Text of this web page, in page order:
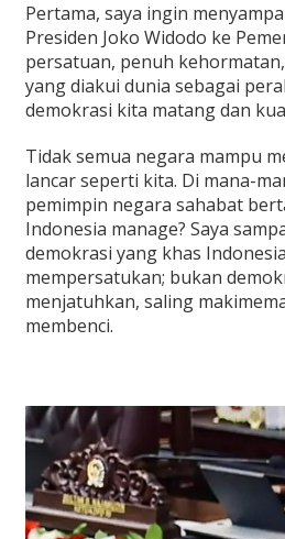
Pertama, saya ingin
Presiden Joko Widodo ke
persatuan, penuh
yang diakui dunia sebagai
demokrasi kita matang dan
Tidak semua negara mampu
lancar seperti kita. Di mana-
pemimpin negara sahabat
Indonesia manage? Saya
demokrasi yang khas
mempersatukan; bukan
menjatuhkan, saling
membenci.